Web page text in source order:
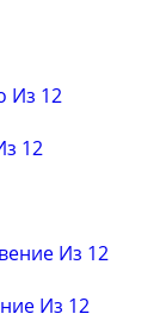
12
Из 12